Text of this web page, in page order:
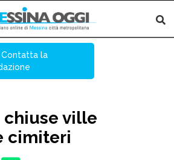
Contatta la
ville
cimiteri